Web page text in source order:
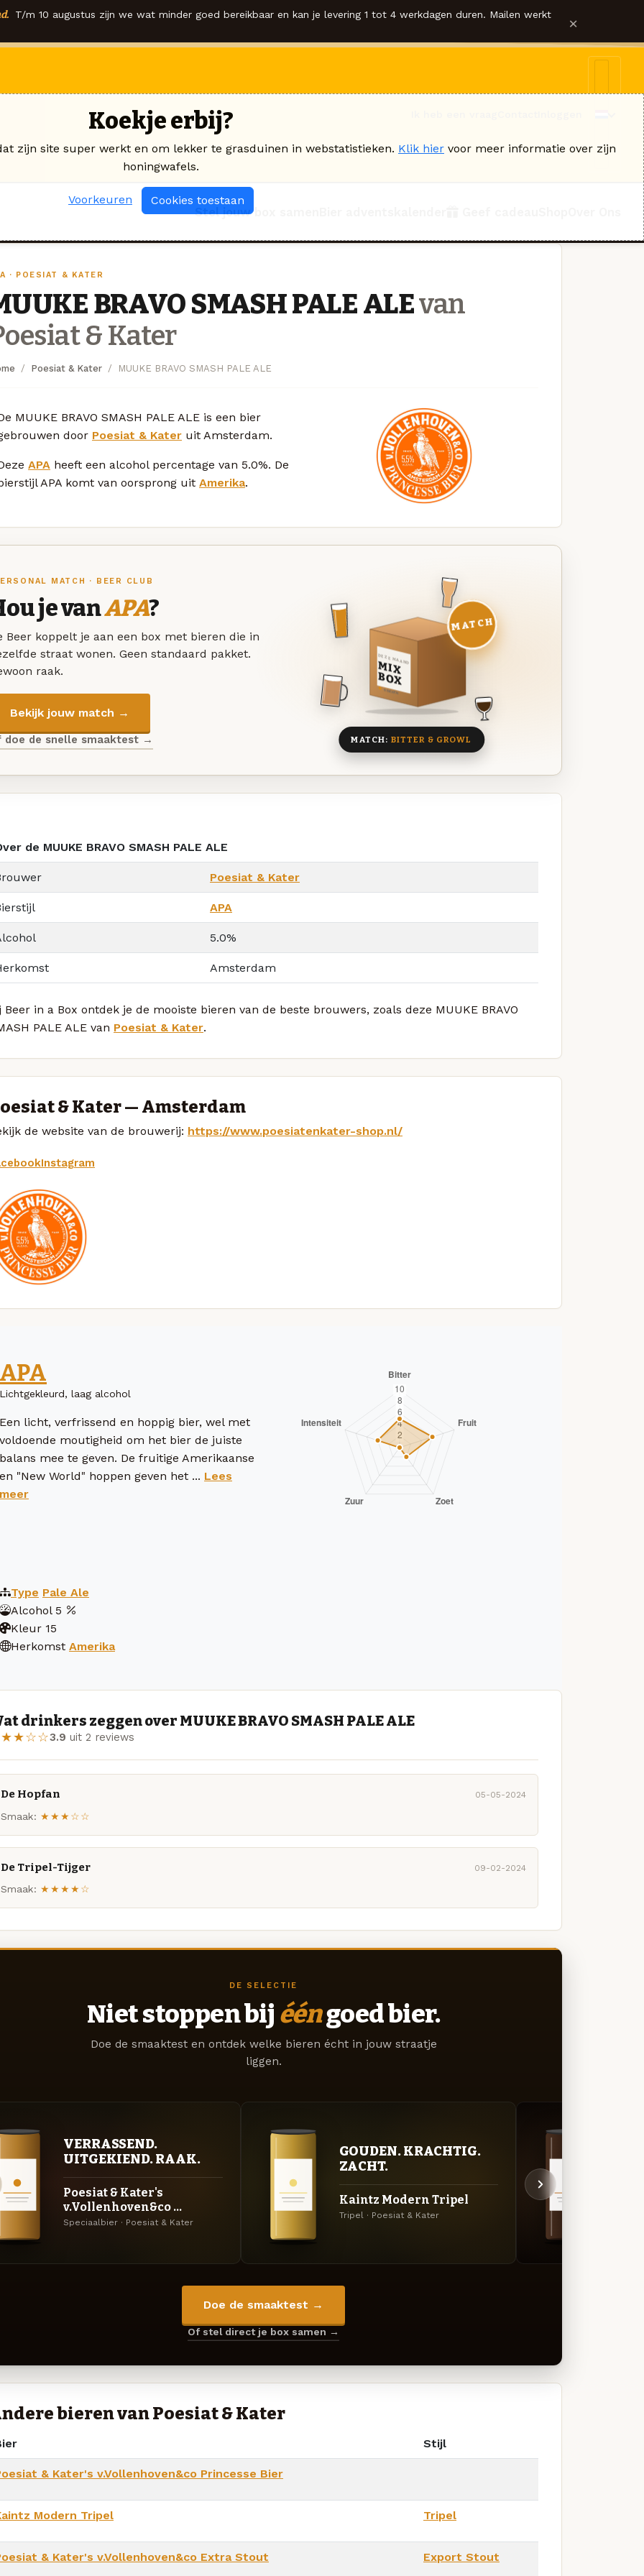
T/m 10 augustus zijn we wat minder goed bereikbaar en kan je levering 1 tot 4 werkdagen duren. Mailen werkt ×
Stel jouw box samen
· POESIAT & KATER
BRAVO SMASH PALE ALEvan
& Kater
Poesiat & Kater MUUKE BRAVO SMASH PALE ALE
MUUKE BRAVO SMASH PALE ALE is een bier
door Poesiat & Kater uit Amsterdam.
APA heeft een alcohol percentage van 5.0%. De
APA komt van oorsprong uit Amerika.
MATCH · BEER CLUB
je vanAPA?
Beer koppelt je aan een box met bieren die in
straat wonen. Geen standaard pakket.
raak.
Bekijk jouw match →
doe de snelle smaaktest →
DEZE MAAND
MIX
BOX
8 BIEREN
MATCH
MATCH: BITTER & GROWL
de MUUKE BRAVO SMASH PALE ALE
Poesiat & Kater
APA
5.0%
Amsterdam
Beer in a Box ontdek je de mooiste bieren van de beste brouwers, zoals deze MUUKE BRAVO
PALE ALE van Poesiat & Kater.
& Kater — Amsterdam
de website van de brouwerij: https://www.poesiatenkater-shop.nl/
Instagram
APA
Lichtgekleurd, laag alcohol
Een licht, verfrissend en hoppig bier, wel met
voldoende moutigheid om het bier de juiste
balans mee te geven. De fruitige Amerikaanse
en "New World" hoppen geven het ... Lees
meer
Type Pale Ale
Alcohol 5
Kleur 15
Herkomst Amerika
drinkers zeggen over MUUKE BRAVO SMASH PALE ALE
3.9 uit 2 reviews
De Hopfan 05-05-2024
Smaak: ★★★☆☆
De Tripel-Tijger 09-02-2024
Smaak: ★★★★☆
DE SELECTIE
Niet stoppen bij ééngoed bier.
Doe de smaaktest en ontdek welke bieren écht in jouw straatje
liggen.
VERRASSEND.
UITGEKIEND. RAAK.
Poesiat & Kater's
v.Vollenhoven&co ...
Speciaalbier · Poesiat & Kater
GOUDEN. KRACHTIG.
ZACHT.
Kaintz Modern Tripel
Tripel · Poesiat & Kater
Doe de smaaktest →
Of stel direct je box samen →
bieren van Poesiat & Kater
Stijl
& Kater's v.Vollenhoven&co Princesse Bier
Modern Tripel Tripel
& Kater's v.Vollenhoven&co Extra Stout Export Stout
Koekje erbij?
zijn site super werkt en om lekker te grasduinen in webstatistieken. Klik hier voor meer informatie over zijn
honingwafels.
Voorkeuren Cookies toestaan